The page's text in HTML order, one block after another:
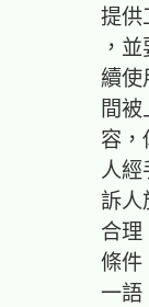
提供
，並要求
續使
間
容，
人
訴人
合理
條件
一語